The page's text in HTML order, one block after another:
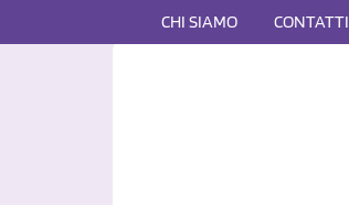
CHI SIAMO CONTATTI